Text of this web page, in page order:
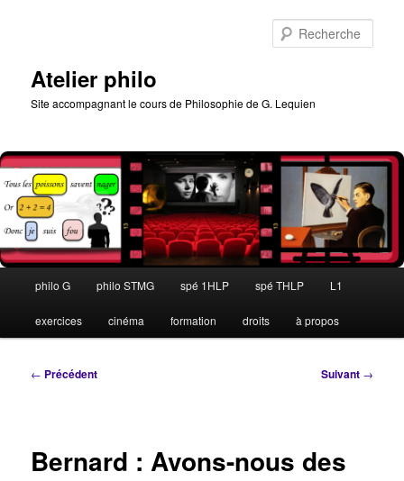
Atelier philo
Site accompagnant le cours de Philosophie de G. Lequien
principal
philo G philo STMG spé 1HLP spé THLP L1
exercices cinéma formation droits à propos
Navigation
← Précédent Suivant →
Bernard : Avons-nous des